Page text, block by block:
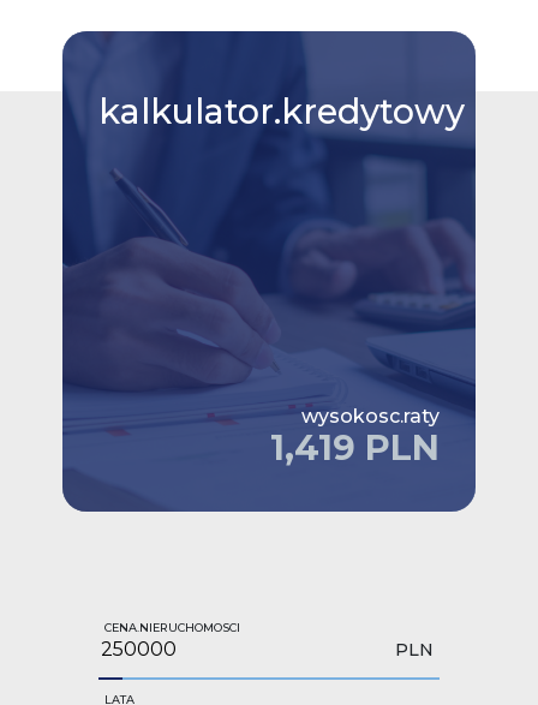
kalkulator.kredytowy
wysokosc.raty
1,419 PLN
CENA.NIERUCHOMOSCI
PLN
LATA